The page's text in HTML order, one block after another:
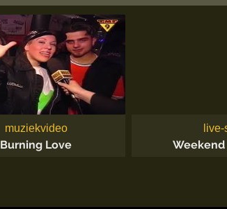
muziekvideo
Burning Love Weekend